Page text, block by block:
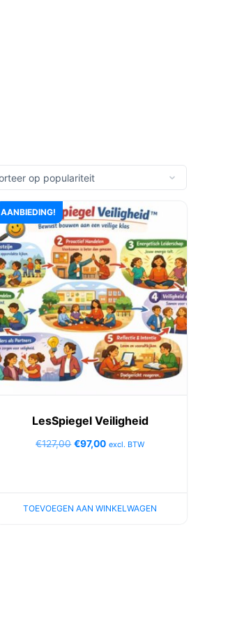
AANBIEDING!
LesSpiegel Veiligheid
€127,00 €97,00 excl. BTW
TOEVOEGEN AAN WINKELWAGEN